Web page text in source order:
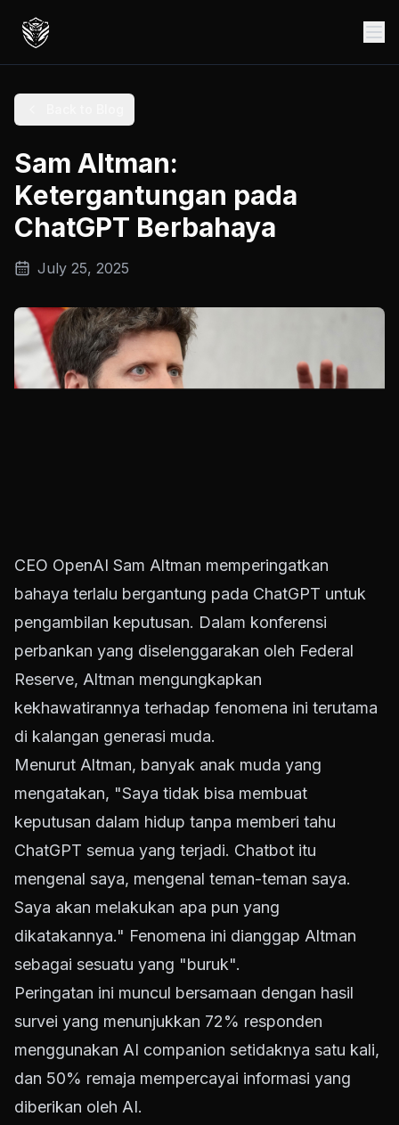
Sam Altman:
Ketergantungan pada
ChatGPT Berbahaya
July 25, 2025
CEO OpenAI Sam Altman memperingatkan
bahaya terlalu bergantung pada ChatGPT untuk
pengambilan keputusan. Dalam konferensi
perbankan yang diselenggarakan oleh Federal
Reserve, Altman mengungkapkan
kekhawatirannya terhadap fenomena ini terutama
di kalangan generasi muda.
Menurut Altman, banyak anak muda yang
mengatakan, "Saya tidak bisa membuat
keputusan dalam hidup tanpa memberi tahu
ChatGPT semua yang terjadi. Chatbot itu
mengenal saya, mengenal teman-teman saya.
Saya akan melakukan apa pun yang
dikatakannya." Fenomena ini dianggap Altman
sebagai sesuatu yang "buruk".
Peringatan ini muncul bersamaan dengan hasil
survei yang menunjukkan 72% responden
menggunakan AI companion setidaknya satu kali,
dan 50% remaja mempercayai informasi yang
diberikan oleh AI.